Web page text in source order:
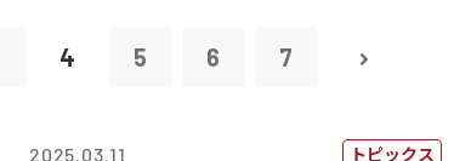
4 5 6 7
2025.03.11 トピックス